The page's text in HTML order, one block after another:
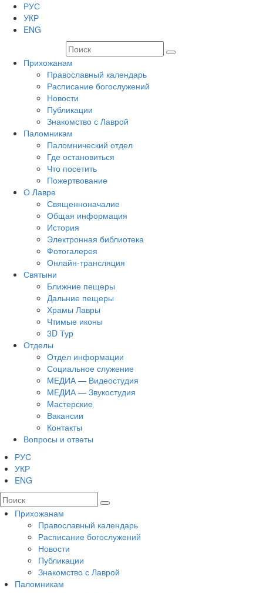
РУС
УКР
ENG
Прихожанам
Православный календарь
Расписание богослужений
Новости
Публикации
Знакомство с Лаврой
Паломникам
Паломнический отдел
Где остановиться
Что посетить
Пожертвование
О Лавре
Священноначалие
Общая информация
История
Электронная библиотека
Фотогалерея
Онлайн-трансляция
Святыни
Ближние пещеры
Дальние пещеры
Храмы Лавры
Чтимые иконы
3D Тур
Отделы
Отдел информации
Социальное служение
МЕДИА — Видеостудия
МЕДИА — Звукостудия
Мастерские
Вакансии
Контакты
Вопросы и ответы
РУС
УКР
ENG
Прихожанам
Православный календарь
Расписание богослужений
Новости
Публикации
Знакомство с Лаврой
Паломникам